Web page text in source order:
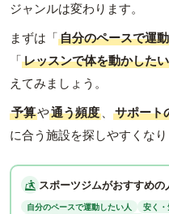
ジャンルは変わります。
まずは「自分のペースで運
「レッスンで体を動かしたい
えてみましょう。
予算や通う頻度 、 サポート
に合う施設を探しやすくなり
スポーツジムがおすすめの
自分のペースで運動したい人
安く・